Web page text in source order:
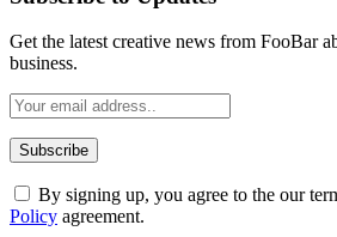
Get the latest creative news from FooBar
business.
By signing up, you agree to the our
Policy agreement.